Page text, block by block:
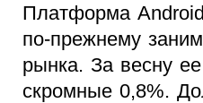
Платформа
по-прежнему
рынка. За весну
скромные 0,8%.